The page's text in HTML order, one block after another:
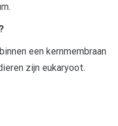
een kernmembraan
zijn eukaryoot.